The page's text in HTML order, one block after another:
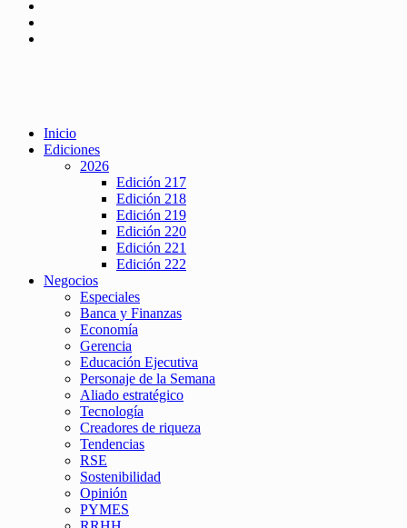
Inicio
Ediciones
2026
Edición 217
Edición 218
Edición 219
Edición 220
Edición 221
Edición 222
Negocios
Especiales
Banca y Finanzas
Economía
Gerencia
Educación Ejecutiva
Personaje de la Semana
Aliado estratégico
Tecnología
Creadores de riqueza
Tendencias
RSE
Sostenibilidad
Opinión
PYMES